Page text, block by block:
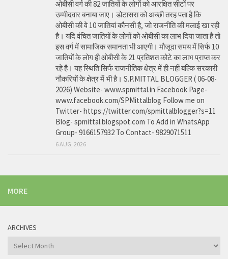
ओबीसी वर्ग की 82 जातियों के लोगों को आरक्षित सीटों पर
उम्मीदवार बनाया जाए। डोटासरा को अच्छी तरह पता है कि
ओबीसी की वे 10 जातियां कौनसी है, जो राजनीति की मलाई खा रही
है। यदि वंचित जातियों के लोगों को ओबीसी का लाभ दिया जाता है तो
इस वर्ग में सामाजिक समानता भी आएगी। मौजूदा समय में सिर्फ 10
जातियों के लोग ही ओबीसी के 21 प्रतिशत कोटे का लाभ प्राप्त कर
रहे है। यह स्थिति सिर्फ राजनीतिक क्षेत्र में ही नहीं बल्कि सरकारी
नौकरियों के क्षेत्र में भी है। S.P.MITTAL BLOGGER ( 06-08-
2026) Website- www.spmittal.in Facebook Page-
www.facebook.com/SPMittalblog Follow me on
Twitter- https://twitter.com/spmittalblogger?s=11
Blog- spmittal.blogspot.com To Add in WhatsApp
Group- 9166157932 To Contact- 9829071511
6 AUG, 2026
MORE
ARCHIVES
Archives